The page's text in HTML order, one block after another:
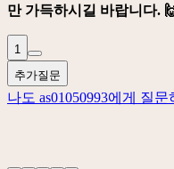
만 가득하시길 바랍니다.
1
추가질문
나도 as01050993에게 질문